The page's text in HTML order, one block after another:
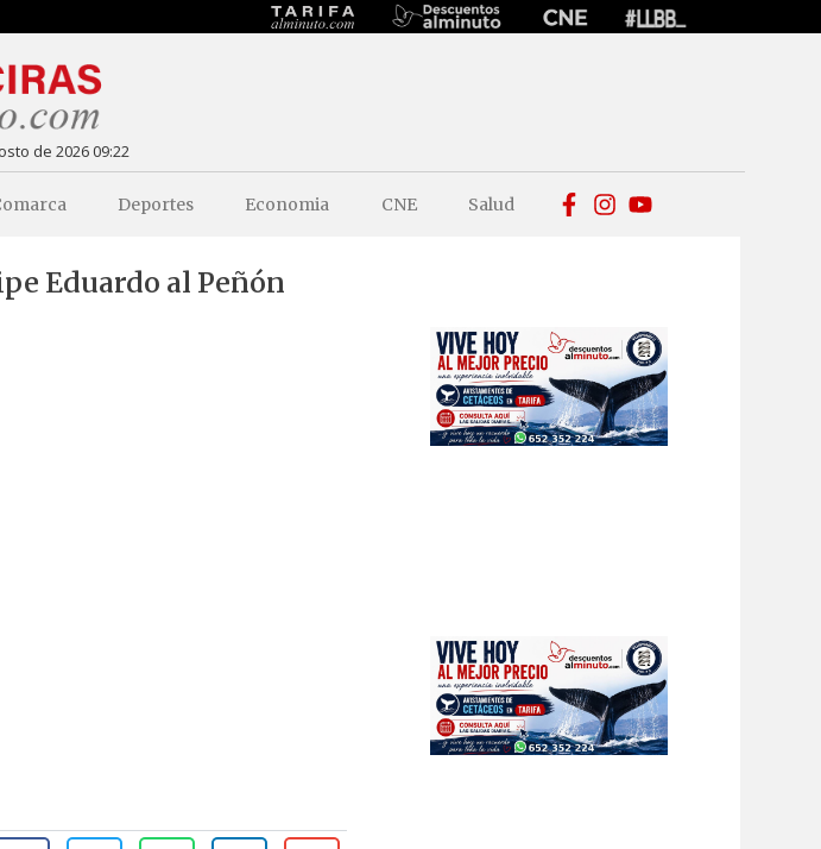
de 2026 09:22
Deportes Economia CNE Salud
Eduardo al Peñón